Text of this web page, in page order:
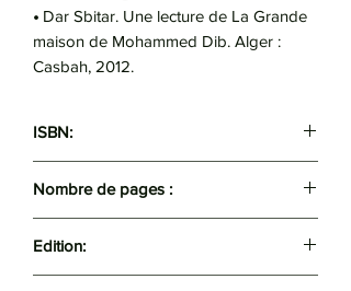
• Dar Sbitar. Une lecture de La Grande
maison de Mohammed Dib. Alger :
Casbah, 2012.
ISBN:
Nombre de pages :
Edition: